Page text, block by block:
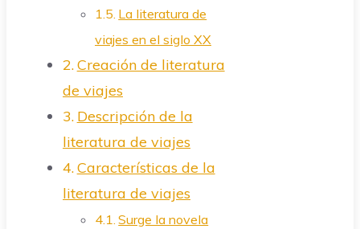
La literatura de
viajes en el siglo XX
Creación de literatura
de viajes
Descripción de la
literatura de viajes
Características de la
literatura de viajes
Surge la novela